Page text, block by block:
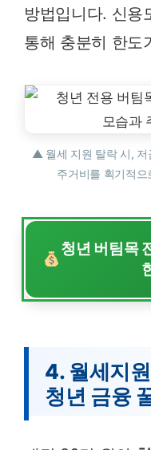
방법입니다. 신용
통해 충분히 한도
▲ 월세 지원 탈락 시, 저
주거비를 획기적
청년 버팀목
4. 월세지
청년 금융